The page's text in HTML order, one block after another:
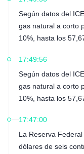
Según datos del
gas natural a corto
10%, hasta los
17:49:56
Según datos del
gas natural a corto
10%, hasta los
17:47:00
La Reserva
dólares de seis